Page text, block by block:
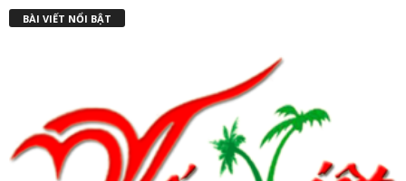
BÀI VIẾT NỔI BẬT